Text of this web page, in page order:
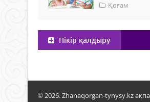
Қоғам
Пікір қалдыру
© 2026. Zhanaqorgan-tynysy.kz